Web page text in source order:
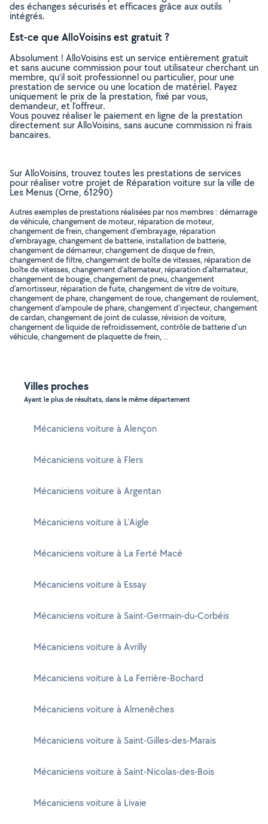
des échanges sécurisés et efficaces grâce aux outils
intégrés.
Est-ce que AlloVoisins est gratuit ?
Absolument ! AlloVoisins est un service entièrement gratuit
et sans aucune commission pour tout utilisateur cherchant un
membre, qu’il soit professionnel ou particulier, pour une
prestation de service ou une location de matériel. Payez
uniquement le prix de la prestation, fixé par vous,
demandeur, et l’offreur.
Vous pouvez réaliser le paiement en ligne de la prestation
directement sur AlloVoisins, sans aucune commission ni frais
bancaires.
Sur AlloVoisins, trouvez toutes les prestations de services
pour réaliser votre projet de Réparation voiture sur la ville de
Les Menus (Orne, 61290)
Autres exemples de prestations réalisées par nos membres : démarrage
de véhicule, changement de moteur, réparation de moteur,
changement de frein, changement d'embrayage, réparation
d'embrayage, changement de batterie, installation de batterie,
changement de démarreur, changement de disque de frein,
changement de filtre, changement de boîte de vitesses, réparation de
boîte de vitesses, changement d'alternateur, réparation d'alternateur,
changement de bougie, changement de pneu, changement
d'amortisseur, réparation de fuite, changement de vitre de voiture,
changement de phare, changement de roue, changement de roulement,
changement d'ampoule de phare, changement d'injecteur, changement
de cardan, changement de joint de culasse, révision de voiture,
changement de liquide de refroidissement, contrôle de batterie d'un
véhicule, changement de plaquette de frein, ..
Villes proches
Ayant le plus de résultats, dans le même département
Mécaniciens voiture à Alençon
Mécaniciens voiture à Flers
Mécaniciens voiture à Argentan
Mécaniciens voiture à L'Aigle
Mécaniciens voiture à La Ferté Macé
Mécaniciens voiture à Essay
Mécaniciens voiture à Saint-Germain-du-Corbéis
Mécaniciens voiture à Avrilly
Mécaniciens voiture à La Ferrière-Bochard
Mécaniciens voiture à Almenêches
Mécaniciens voiture à Saint-Gilles-des-Marais
Mécaniciens voiture à Saint-Nicolas-des-Bois
Mécaniciens voiture à Livaie